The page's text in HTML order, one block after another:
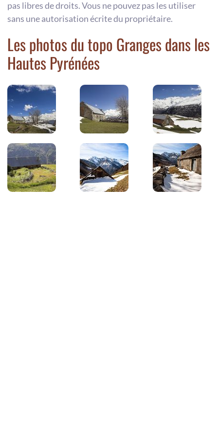
pas libres de droits. Vous ne pouvez pas les utiliser
sans une autorisation écrite du propriétaire.
Les photos du topo Granges dans les
Hautes Pyrénées